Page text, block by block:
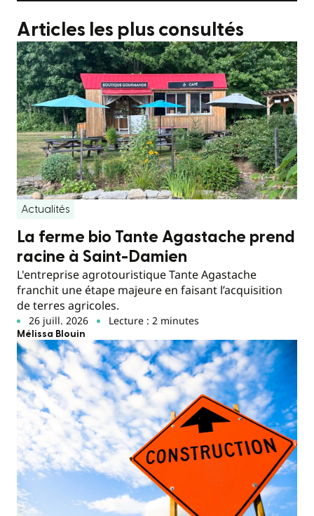
Articles les plus consultés
Actualités
La ferme bio Tante Agastache prend
racine à Saint-Damien
L'entreprise agrotouristique Tante Agastache
franchit une étape majeure en faisant l’acquisition
de terres agricoles.
26 juill. 2026 Lecture : 2 minutes
Mélissa Blouin